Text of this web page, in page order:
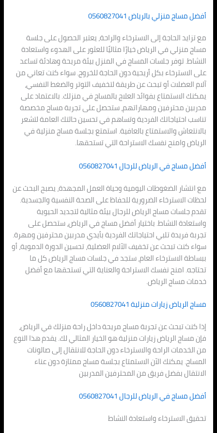
أفضل مساج منزلي بالرياض 0560827041
مع تزايد الحاجة إلى الاسترخاء والراحة، يعتبر الحصول على جلسة
مساج منزلي في الرياض خيارًا مثاليًا للعثور على الهدوء واستعادة
النشاط. توفر جلسات المساج في المنزل بيئة مريحة وهادئة تساعد
على الاسترخاء بكل أريحية دون الحاجة للخروج. سواء كنت تعاني من
آلام العضلات أو تبحث عن طريقة لتخفيف التوتر والضغط النفسي،
يمكنك الاستمتاع بفوائد العلاج بالمساج في منزلك. بالاعتماد على
مدربين محترفين ومهاراتهم، ستحصل على تجربة مساج مخصصة
تناسب احتياجاتك الفردية وتساهم في تحسين حالتك العامة لتشعر
بالانتعاش والاستمتاع بالعافية. استمتع بجلسة مساج منزلية في
الرياض وامنح نفسك الاستراحة التي تستحقها.
أفضل مساج في الرياض للرجال 0560827041
مع انتشار الضغوطات اليومية وحياة العمل المجهدة، يصبح البحث عن
لحظات الاسترخاء الضرورية للحفاظ على الصحة النفسية والجسدية.
تقدم جلسات مساج الرياض للرجال بيئة مثالية لتجديد الحيوية
واستعادة النشاط. باختيار أفضل مساج في الرياض، ستحصل على
تجربة فريدة تلبي احتياجاتك الفردية بأيدي مدربين محترفين ومهرة.
سواء كنت تبحث عن تخفيف الآلام العضلية، تحسين الدورة الدموية، أو
ببساطة الاسترخاء العام، ستجد في جلسات مساج الرياض كل ما
تحتاجه. امنح نفسك الاستراحة والعناية التي تستحقها مع أفضل
خدمات مساج الرياض.
مساج الرياض زيارات منزلية 0560827041
إذا كنت تبحث عن تجربة مساج مريحة داخل راحة منزلك في الرياض،
فإن مساج الرياض زيارات منزلية هو الخيار المثالي لك. يقدم هذا النوع
من الخدمات الراحة والاسترخاء دون الحاجة للانتقال إلى صالونات
المساج. يمكنك الآن الاستمتاع بجلسة مساج ممتازة دون عناء
الانتقال بفضل فريق من المحترفين المدربين
أفضل مساج في الرياض للرجال 0560827041
تحقيق الاسترخاء واستعادة النشاط